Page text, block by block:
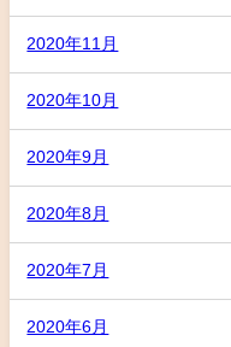
2020年11月
2020年10月
2020年9月
2020年8月
2020年7月
2020年6月